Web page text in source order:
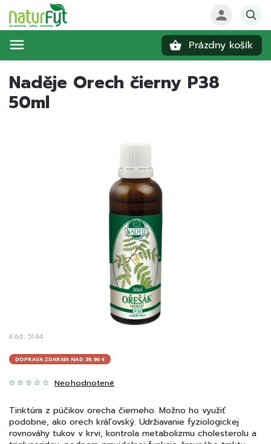
Prázdny košík
Naděje Orech čierny P38
50ml
Kód: 5144
DOPRAVA ZDARMA NAD 39,90 €
Neohodnotené
Tinktúra z púčikov orecha čierneho. Možno ho využiť
podobne, ako orech kráľovský. Udržiavanie fyziologickej
rovnováhy tukov v krvi, kontrola metabolizmu cholesterolu a